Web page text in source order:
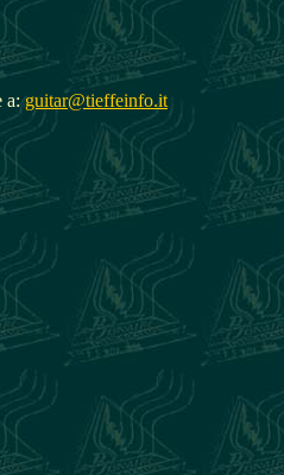
a:guitar@tieffeinfo.it